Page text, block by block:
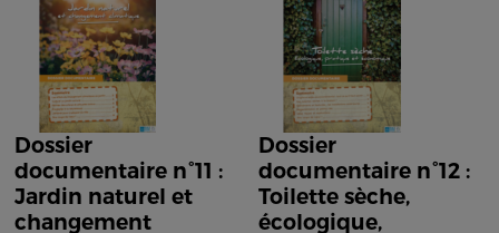
Dossier
documentaire n°11 :
Jardin naturel et
changement
Dossier
documentaire n°12 :
Toilette sèche,
écologique,